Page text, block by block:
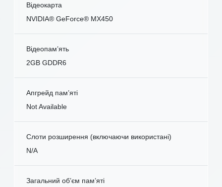
Відеокарта
NVIDIA® GeForce® MX450
Відеопам’ять
2GB GDDR6
Апгрейд пам’яті
Not Available
Слоти розширення (включаючи використані)
N/A
Загальний об’єм пам’яті